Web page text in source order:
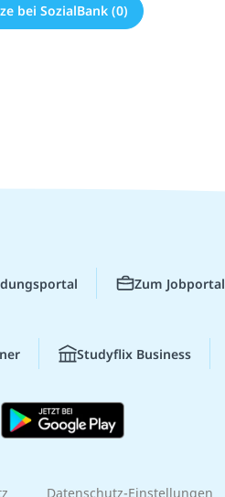
bei SozialBank (0)
Zum Jobportal
Studyflix Business
Datenschutz-Einstellungen